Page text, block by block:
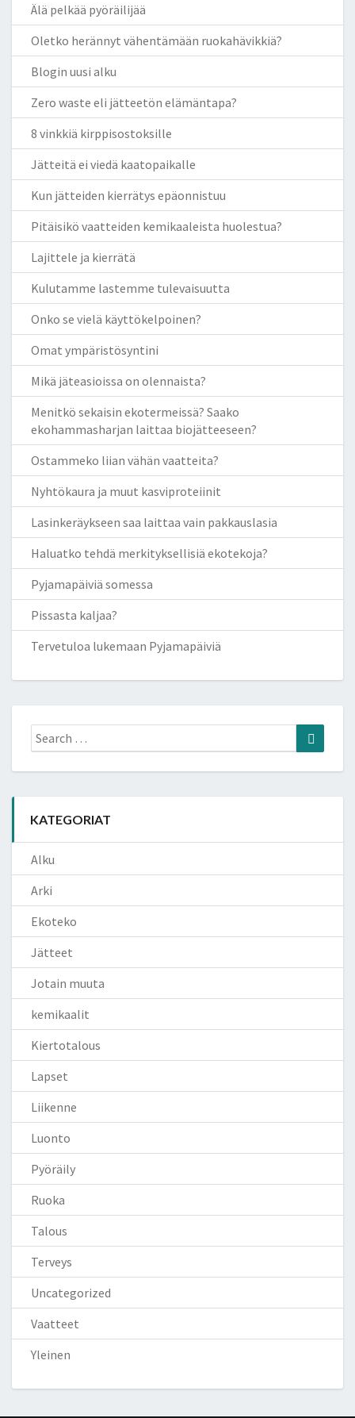
Älä pelkää pyöräilijää
Oletko herännyt vähentämään ruokahävikkiä?
Blogin uusi alku
Zero waste eli jätteetön elämäntapa?
8 vinkkiä kirppisostoksille
Jätteitä ei viedä kaatopaikalle
Kun jätteiden kierrätys epäonnistuu
Pitäisikö vaatteiden kemikaaleista huolestua?
Lajittele ja kierrätä
Kulutamme lastemme tulevaisuutta
Onko se vielä käyttökelpoinen?
Omat ympäristösyntini
Mikä jäteasioissa on olennaista?
Menitkö sekaisin ekotermeissä? Saako
ekohammasharjan laittaa biojätteeseen?
Ostammeko liian vähän vaatteita?
Nyhtökaura ja muut kasviproteiinit
Lasinkeräykseen saa laittaa vain pakkauslasia
Haluatko tehdä merkityksellisiä ekotekoja?
Pyjamapäiviä somessa
Pissasta kaljaa?
Tervetuloa lukemaan Pyjamapäiviä
Search
for:
KATEGORIAT
Alku
Arki
Ekoteko
Jätteet
Jotain muuta
kemikaalit
Kiertotalous
Lapset
Liikenne
Luonto
Pyöräily
Ruoka
Talous
Terveys
Uncategorized
Vaatteet
Yleinen